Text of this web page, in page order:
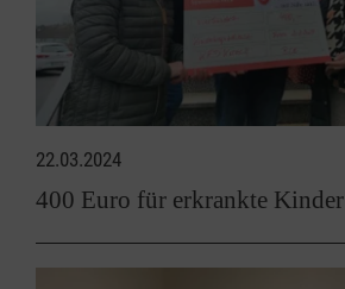
22.03.2024
400 Euro für erkrankte Kinder